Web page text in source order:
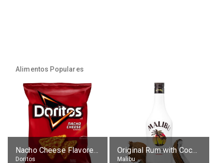
Alimentos Populares
Nacho Cheese Flavored Tortilla Chips
Doritos
Original Rum with Coconut Flavour (21% alc.)
Malibu